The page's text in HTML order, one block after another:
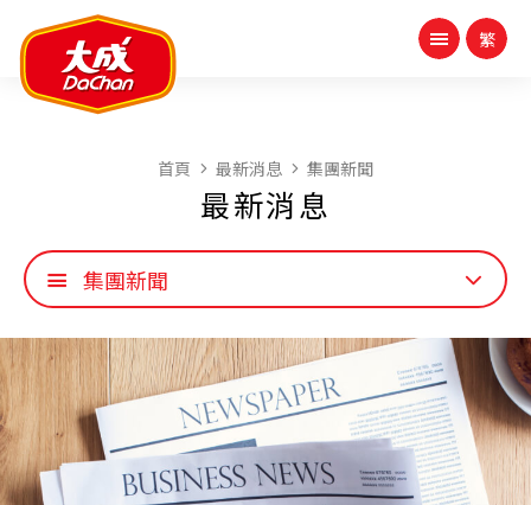
首頁 最新消息 集團新聞
最新消息
集團新聞